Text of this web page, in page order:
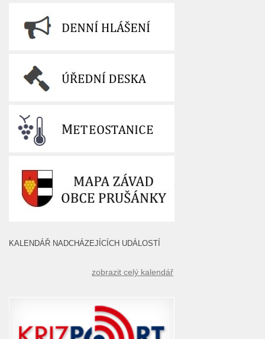
KALENDÁŘ NADCHÁZEJÍCÍCH UDÁLOSTÍ
zobrazit celý kalendář